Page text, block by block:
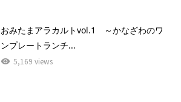
おみたまアラカルトvol.1 ～かなざわのワ
ンプレートランチ...
5,169 views